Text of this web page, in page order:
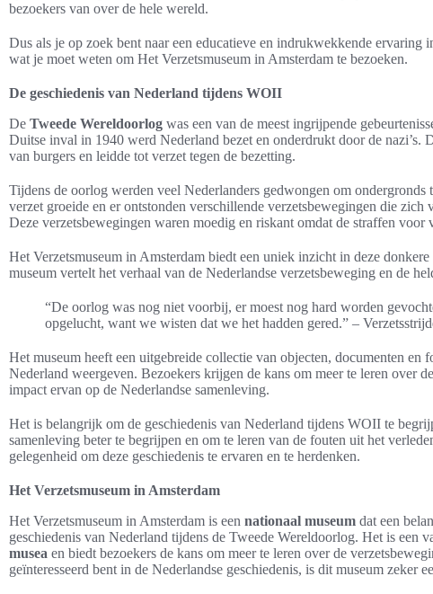
bezoekers van over de hele wereld.
Dus als je op zoek bent naar een educatieve en indrukwekkende ervaring
wat je moet weten om Het Verzetsmuseum in Amsterdam te bezoeken.
De geschiedenis van Nederland tijdens WOII
De Tweede Wereldoorlog was een van de meest ingrijpende
Duitse inval in 1940 werd Nederland bezet en onderdrukt door de nazi’s.
van burgers en leidde tot verzet tegen de bezetting.
Tijdens de oorlog werden veel Nederlanders gedwongen om
verzet groeide en er ontstonden verschillende verzetsbewegingen die zich
Deze verzetsbewegingen waren moedig en riskant omdat de straffen voor
Het Verzetsmuseum in Amsterdam biedt een uniek inzicht in deze donkere
museum vertelt het verhaal van de Nederlandse verzetsbeweging en de
“De oorlog was nog niet voorbij, er moest nog hard worden
opgelucht, want we wisten dat we het hadden gered.” –
Het museum heeft een uitgebreide collectie van objecten, documenten en
Nederland weergeven. Bezoekers krijgen de kans om meer te leren over
impact ervan op de Nederlandse samenleving.
Het is belangrijk om de geschiedenis van Nederland tijdens WOII te
samenleving beter te begrijpen en om te leren van de fouten uit het
gelegenheid om deze geschiedenis te ervaren en te herdenken.
Het Verzetsmuseum in Amsterdam
Het Verzetsmuseum in Amsterdam is een nationaal museum dat een
geschiedenis van Nederland tijdens de Tweede Wereldoorlog. Het is een
musea en biedt bezoekers de kans om meer te leren over de
geïnteresseerd bent in de Nederlandse geschiedenis, is dit museum zeker